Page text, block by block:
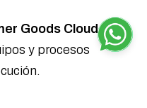
Goods Cloud,
y procesos